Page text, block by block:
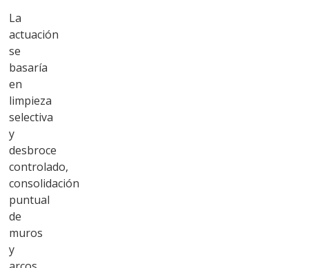
La
actuación
se
basaría
en
limpieza
selectiva
y
desbroce
controlado,
consolidación
puntual
de
muros
y